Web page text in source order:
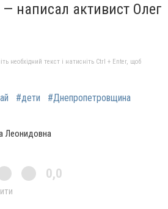
написал активист Олег
необхідний текст і натисніть Ctrl + Enter, щоб
#дети #Днепропетровщина
Леонидовна
0,0